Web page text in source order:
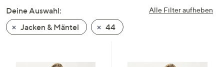
nach
unten
oder
Alle Filter aufheben
Deine Auswahl:
Jacken & Mäntel
44